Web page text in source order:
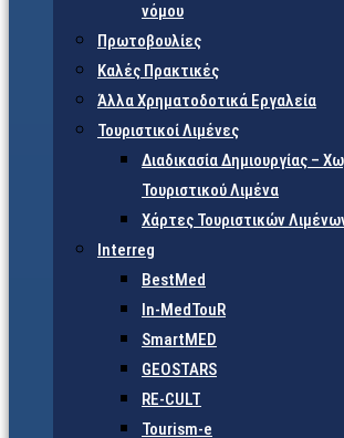
νόμου
Πρωτοβουλίες
Καλές Πρακτικές
Άλλα Χρηματοδοτικά Εργαλεία
Τουριστικοί Λιμένες
Διαδικασία Δημιουργίας –
Τουριστικού Λιμένα
Χάρτες Τουριστικών
Interreg
BestMed
In-MedTouR
SmartMED
GEOSTARS
RE-CULT
Tourism-e